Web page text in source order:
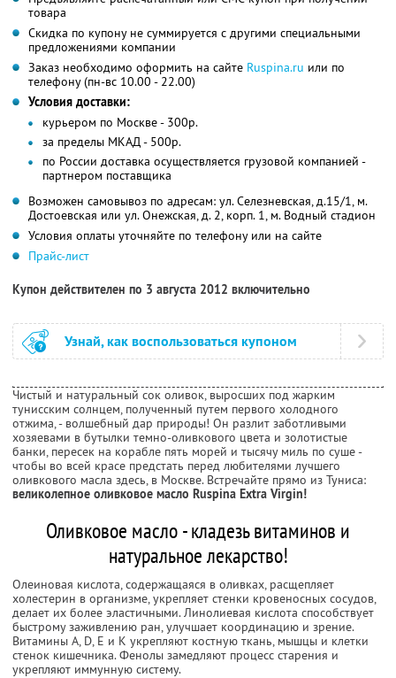
товара
Скидка по купону не суммируется с другими специальными
предложениями компании
Заказ необходимо оформить на сайте Ruspina.ru или по
телефону (пн-вс 10.00 - 22.00)
Условия доставки:
курьером по Москве - 300р.
за пределы МКАД - 500р.
по России доставка осуществляется грузовой компанией -
партнером поставщика
Возможен самовывоз по адресам: ул. Селезневская, д.15/1, м.
Достоевская или ул. Онежская, д. 2, корп. 1, м. Водный стадион
Условия оплаты уточняйте по телефону или на сайте
Прайс-лист
Купон действителен по 3 августа 2012 включительно
Узнай, как воспользоваться купоном
Чистый и натуральный сок оливок, выросших под жарким
тунисским солнцем, полученный путем первого холодного
отжима, - волшебный дар природы! Он разлит заботливыми
хозяевами в бутылки темно-оливкового цвета и золотистые
банки, пересек на корабле пять морей и тысячу миль по суше -
чтобы во всей красе предстать перед любителями лучшего
оливкового масла здесь, в Москве. Встречайте прямо из Туниса:
великолепное оливковое масло Ruspina Extra Virgin!
Оливковое масло - кладезь витаминов и
натуральное лекарство!
Олеиновая кислота, содержащаяся в оливках, расщепляет
холестерин в организме, укрепляет стенки кровеносных сосудов,
делает их более эластичными. Линолиевая кислота способствует
быстрому заживлению ран, улучшает координацию и зрение.
Витамины A, D, E и K укрепляют костную ткань, мышцы и клетки
стенок кишечника. Фенолы замедляют процесс старения и
укрепляют иммунную систему.